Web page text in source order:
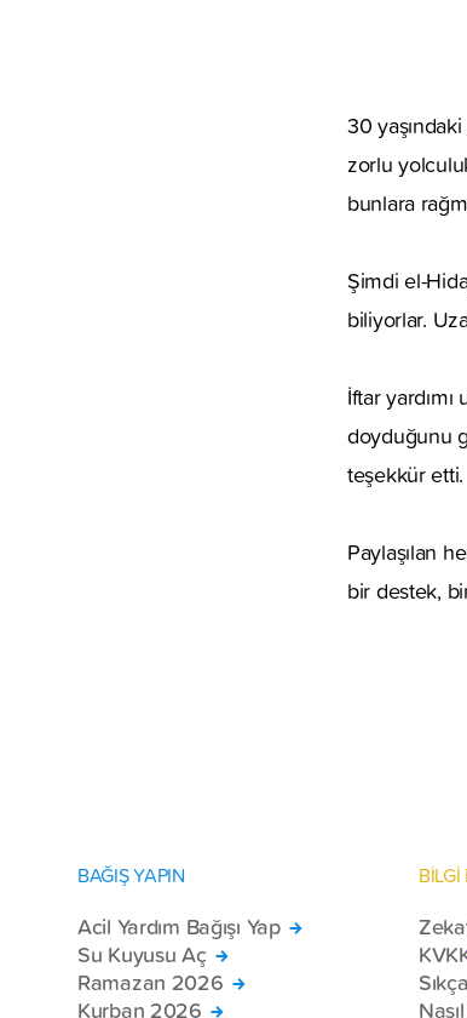
30
zorlu
bunlara
Şimdi el-
biliyorlar.
İftar
doyduğunu
teşekkür etti.
Paylaşılan
bir destek,
BAĞIŞ YAPIN
Acil Yardım Bağışı Yap
Su Kuyusu Aç
Ramazan 2026
Kurban 2026